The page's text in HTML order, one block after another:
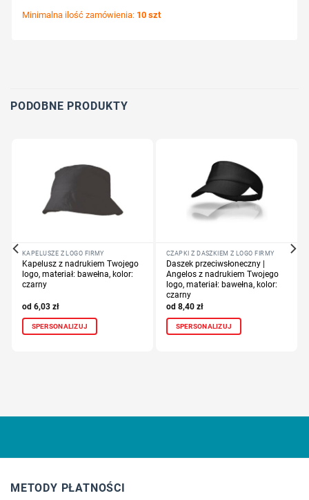
Minimalna ilość zamówienia: 10 szt
PODOBNE PRODUKTY
KAPELUSZE Z LOGO FIRMY
Kapelusz z nadrukiem Twojego
logo, materiał: bawełna, kolor:
czarny
6,03 zł
SPERSONALIZUJ
CZAPKI Z DASZKIEM Z LOGO FIRMY
Daszek przeciwsłoneczny |
Angelos z nadrukiem Twojego
logo, materiał: bawełna, kolor:
czarny
8,40 zł
SPERSONALIZUJ
METODY PŁATNOŚCI